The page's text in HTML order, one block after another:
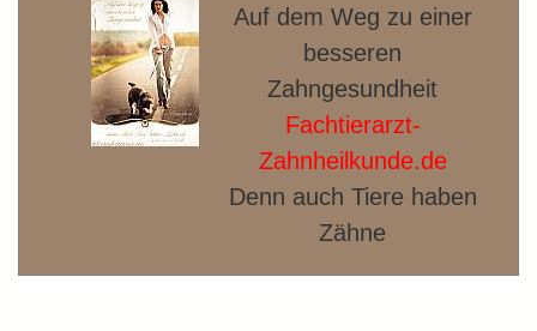
Auf dem Weg zu einer
besseren
Zahngesundheit
Fachtierarzt-
Zahnheilkunde.de
Denn auch Tiere haben
Zähne